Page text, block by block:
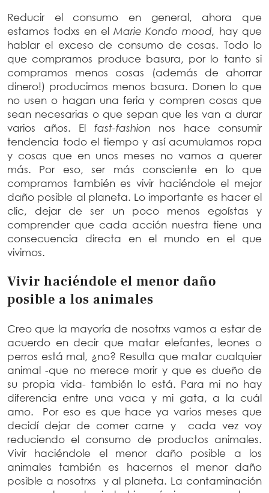
Reducir el consumo en general, ahora que
estamos todxs en elMarie Kondo mood, hay que
hablar el exceso de consumo de cosas. Todo lo
que compramos produce basura, por lo tanto si
compramos menos cosas (además de ahorrar
dinero!) producimos menos basura. Donen lo que
no usen o hagan una feria y compren cosas que
sean necesarias o que sepan que les van a durar
varios años. El fast-fashion nos hace consumir
tendencia todo el tiempo y así acumulamos ropa
y cosas que en unos meses no vamos a querer
más. Por eso, ser más consciente en lo que
compramos también es vivir haciéndole el mejor
daño posible al planeta. Lo importante es hacer el
clic, dejar de ser un poco menos egoístas y
comprender que cada acción nuestra tiene una
consecuencia directa en el mundo en el que
vivimos.
Vivir haciéndole el menor daño
posible a los animales
Creo que la mayoría de nosotrxs vamos a estar de
acuerdo en decir que matar elefantes, leones o
perros está mal, ¿no? Resulta que matar cualquier
animal -que no merece morir y que es dueño de
su propia vida- también lo está. Para mi no hay
diferencia entre una vaca y mi gata, a la cuál
amo. Por eso es que hace ya varios meses que
decidí dejar de comer carne y cada vez voy
reduciendo el consumo de productos animales.
Vivir haciéndole el menor daño posible a los
animales también es hacernos el menor daño
posible a nosotrxs y al planeta. La contaminación